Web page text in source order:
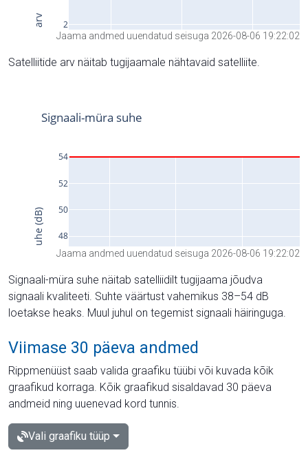
Jaama andmed uuendatud seisuga 2026-08-06 19:22:02
Satelliitide arv näitab tugijaamale nähtavaid satelliite.
Jaama andmed uuendatud seisuga 2026-08-06 19:22:02
Signaali-müra suhe näitab satelliidilt tugijaama jõudva
signaali kvaliteeti. Suhte väärtust vahemikus 38–54 dB
loetakse heaks. Muul juhul on tegemist signaali häiringuga.
Viimase 30 päeva andmed
Rippmenüüst saab valida graafiku tüübi või kuvada kõik
graafikud korraga. Kõik graafikud sisaldavad 30 päeva
andmeid ning uuenevad kord tunnis.
Vali graafiku tüüp